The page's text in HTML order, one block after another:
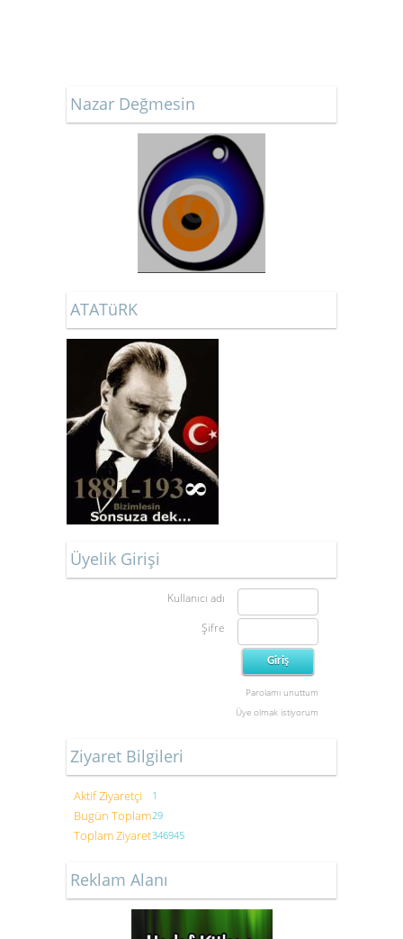
Nazar Değmesin
ATATüRK
Üyelik Girişi
Kullanıcı adı
Şifre
Parolamı unuttum
Üye olmak istiyorum
Ziyaret Bilgileri
Aktif Ziyaretçi 1
Bugün Toplam29
Toplam Ziyaret346945
Reklam Alanı